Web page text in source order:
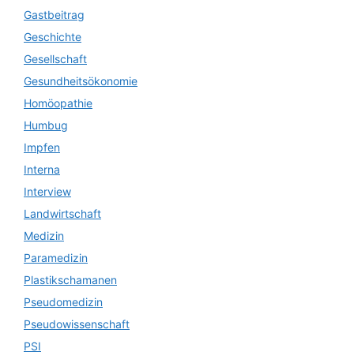
Gastbeitrag
Geschichte
Gesellschaft
Gesundheitsökonomie
Homöopathie
Humbug
Impfen
Interna
Interview
Landwirtschaft
Medizin
Paramedizin
Plastikschamanen
Pseudomedizin
Pseudowissenschaft
PSI